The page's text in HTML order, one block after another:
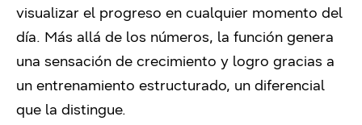
visualizar el progreso en cualquier momento del
día. Más allá de los números, la función genera
una sensación de crecimiento y logro gracias a
un entrenamiento estructurado, un diferencial
que la distingue.